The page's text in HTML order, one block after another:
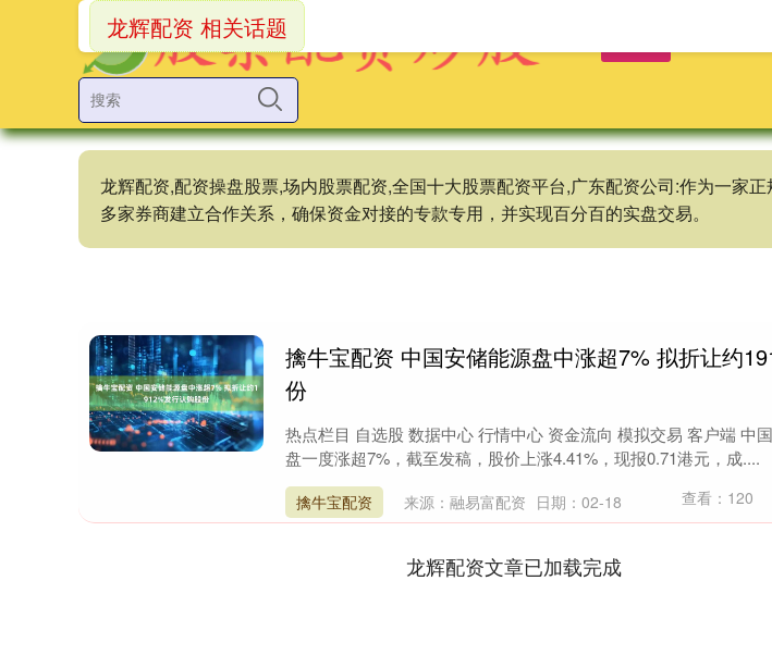
龙辉配资,配资操盘股票,场内股票配资,全国十大股票配资平台,广东配资公司:作为一家
多家券商建立合作关系，确保资金对接的专款专用，并实现百分百的实盘交易。
龙辉配资 相关话题
擒牛宝配资 中国安储能源盘中涨超7% 拟折让约
份
热点栏目 自选股 数据中心 行情中心 资金流向 模拟交易 客户端 中
盘一度涨超7%，截至发稿，股价上涨4.41%，现报0.71港元，成....
擒牛宝配资 来源：融易富配资 日期：02-18 查看： 120
龙辉配资文章已加载完成